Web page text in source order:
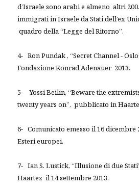
d’Israele sono arabi e almeno altri
immigrati in Israele da Stati dell’ex
quadro della “Legge del Ritorno”.
4- Ron Pundak , “Secret Channel -
Fondazione Konrad Adenauer 2013.
5- Yossi Beilin, “Beware the
twenty years on”, pubblicato in
6- Comunicato emesso il 16
Esteri europei.
7- Ian S. Lustick, “Illusione di due
Haartez il 14 settembre 2013.